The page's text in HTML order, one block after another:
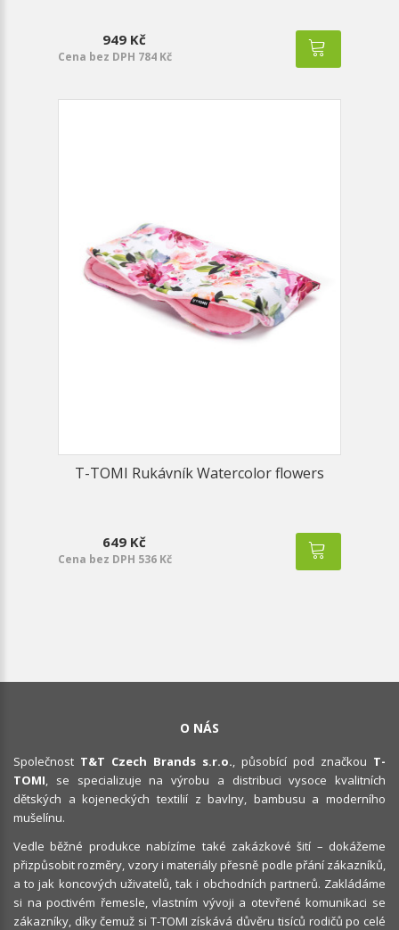
949 Kč
Cena bez DPH 784 Kč
T-TOMI Rukávník Watercolor flowers
649 Kč
Cena bez DPH 536 Kč
O NÁS
Společnost T&T Czech Brands s.r.o. , působící pod značkou T-
TOMI , se specializuje na výrobu a distribuci vysoce kvalitních
dětských a kojeneckých textilií z bavlny, bambusu a moderního
mušelínu.
Vedle běžné produkce nabízíme také zakázkové šití – dokážeme
přizpůsobit rozměry, vzory i materiály přesně podle přání zákazníků,
a to jak koncových uživatelů, tak i obchodních partnerů. Zakládáme
si na poctivém řemesle, vlastním vývoji a otevřené komunikaci se
zákazníky, díky čemuž si T-TOMI získává důvěru tisíců rodičů po celé